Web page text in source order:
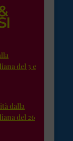
del 3 e
dalla
del 26